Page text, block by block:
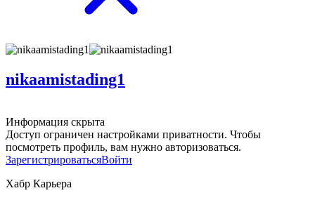
nikaamistading1
Информация скрыта
Доступ ограничен настройками приватности. Чтобы
посмотреть профиль, вам нужно авторизоваться.
ЗарегистрироватьсяВойти
Хабр Карьера